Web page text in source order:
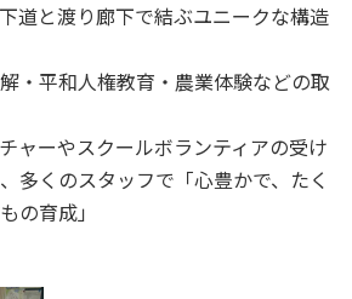
道と渡り廊下で結ぶユニークな構造
・平和人権教育・農業体験などの取
ャーやスクールボランティアの受け
多くのスタッフで「心豊かで、たく
の育成」